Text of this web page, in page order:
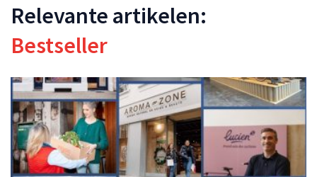
Relevante artikelen:
Bestseller